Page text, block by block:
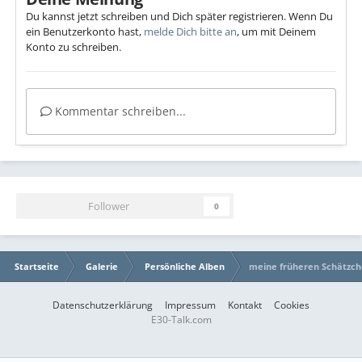
Du kannst jetzt schreiben und Dich später registrieren. Wenn Du
ein Benutzerkonto hast, melde Dich bitte an, um mit Deinem
Konto zu schreiben.
Kommentar schreiben...
Follower 0
Startseite Galerie Persönliche Alben meine früheren
Datenschutzerklärung Impressum Kontakt
Cookies
E30-Talk.com